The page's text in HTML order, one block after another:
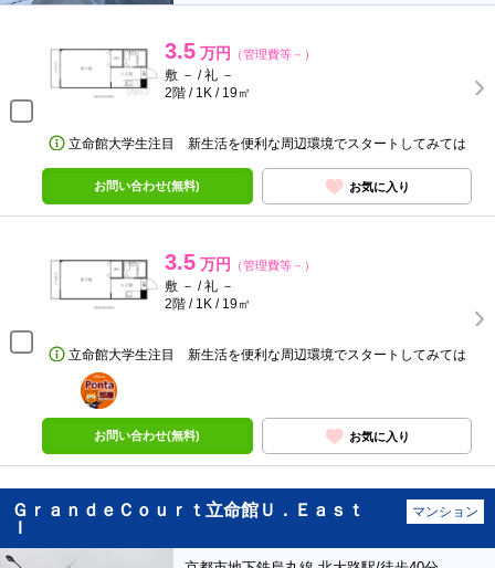
3.5 万円 （管理費等－）
敷 － / 礼 －
2階 / 1K / 19㎡
立命館大学生注目 新生活を便利な周辺環境でスタートしてみては
お問い合わせ(無料) お気に入り
3.5 万円 （管理費等－）
敷 － / 礼 －
2階 / 1K / 19㎡
立命館大学生注目 新生活を便利な周辺環境でスタートしてみては
ポンタ
部屋
お問い合わせ(無料) お気に入り
ＧｒａｎｄｅＣｏｕｒｔ立命館Ｕ．Ｅａｓｔ
Ｉ
マンション